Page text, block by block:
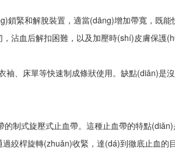
和解脫裝置，適當(dāng)增加帶寬，
血后解扣困難，以及加壓時(shí)皮膚保
、床單等快速制成條狀使用。缺點(diǎn)是
旋壓式止血帶。這種止血帶的特點(diǎn)
絞桿旋轉(zhuǎn)收緊，達(dá)到徹底止